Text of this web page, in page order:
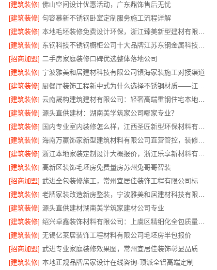
[建筑装修] 佛山空间设计优惠活动，广东鼎饰售后无忧
[建筑装修] 句容慕新不锈钢卧室定制服务施工流程详解
[建筑装修]
[建筑装修]
[招商加盟] 二手房家庭装修口碑优选整体落地公司
[建筑装修] 宁波雅美和居建材科技有限公司镇海家装施工对接渠道
[建筑装修]
[建筑装修]
[建筑装修] 源头直供建材：湖南美学筑家公司哪家专业？
[建筑装修]
[建筑装修]
海南万赢饰家新型建筑材料有限公司直营管控，装修成本透明不踩坑
[建筑装修]
[建筑装修] 高新区装饰毛坯房免费量房苏州兔哥哥智装
[招商加盟]
武进全包装修施工，常州宜居佳装饰工程有限公司标准化管控
[建筑装修]
[建筑装修] 源头直供建材湖南美学筑家建材公司专业
[建筑装修]
绍兴卓鑫装饰材料有限公司：上虞区精细化全包质量有保障
[建筑装修] 无锡亿莱居装饰工程材料有限公司毛坯房半包报价
[招商加盟] 武进专业家庭装修效果图，常州宜居佳装饰彰显品质
[建筑装修] 本地正规品牌居家设计在线咨询-顶派全铝高端定制